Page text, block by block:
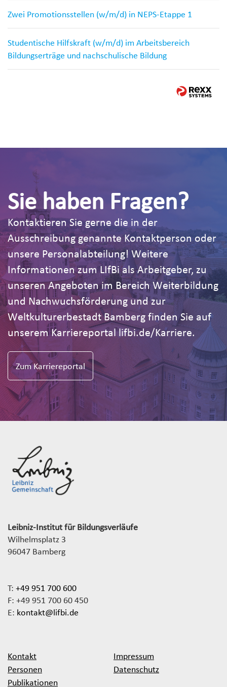
Zwei Promotionsstellen (w/m/d) in NEPS-Etappe 1
Studentische Hilfskraft (w/m/d) im Arbeitsbereich
Bildungserträge und nachschulische Bildung
Sie haben Fragen?
Kontaktieren Sie gerne die in der
Ausschreibung genannte Kontaktperson oder
unsere Personalabteilung! Weitere
Informationen zum LIfBi als Arbeitgeber, zu
unseren Angeboten im Bereich Weiterbildung
und Nachwuchsförderung und zur
Weltkulturerbestadt Bamberg finden Sie auf
unserem Karriereportal lifbi.de/Karriere.
Zum Karriereportal
Leibniz-Institut für Bildungsverläufe
Wilhelmsplatz 3
96047 Bamberg
T: +49 951 700 600
F: +49 951 700 60 450
E: kontakt@lifbi.de
Kontakt
Personen
Publikationen
Impressum
Datenschutz